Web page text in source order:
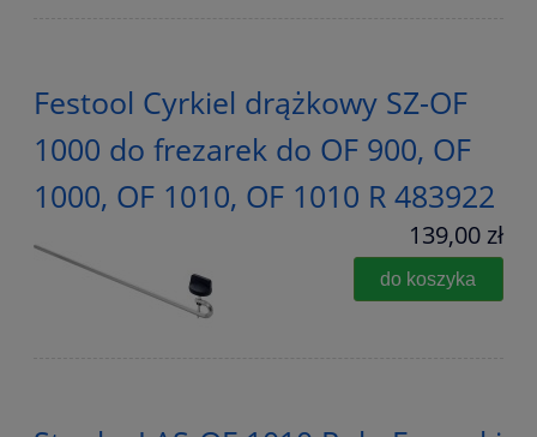
Festool Cyrkiel drążkowy SZ-OF
1000 do frezarek do OF 900, OF
1000, OF 1010, OF 1010 R 483922
139,00 zł
do koszyka